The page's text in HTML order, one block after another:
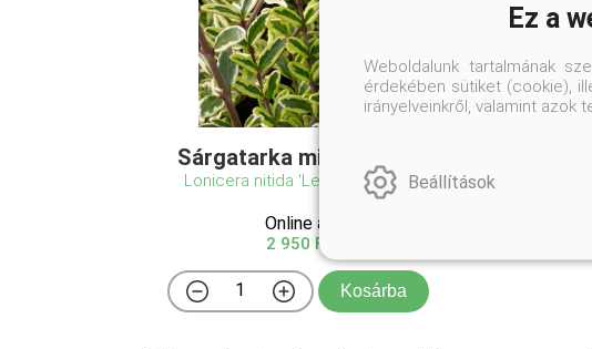
Sárgatarka mirtuszlonc
Lonicera nitida 'Lemon Beauty'
Online ár
2 950 Ft
Kosárba
Ez a
Weboldalunk tartalmának
érdekében sütiket (cookie),
irányelveinkről, valamint
Beállítások